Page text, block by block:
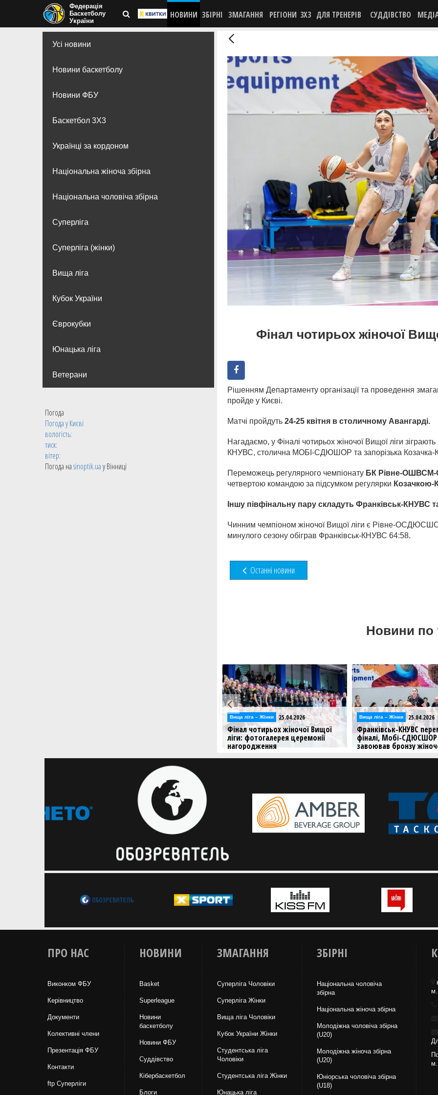
Федерація
Баскетболу
України
НОВИНИ ЗБІРНІ ЗМАГАННЯ РЕГІОНИ 3X3 ДЛЯ ТРЕНЕРІВ СУДДІВСТВО
Усі новини
Новини баскетболу
Новини ФБУ
Баскетбол 3Х3
Українці за кордоном
Національна жіноча збірна
Національна чоловіча збірна
Суперліга
Суперліга (жінки)
Вища лiга
Кубок України
Єврокубки
Юнацька ліга
Ветерани
Погода
Погода уКиєві
вологість:
тиск:
вітер:
Погода наsinoptik.uaу Вінниці
Фінал чотирьох жіночої
Рішенням Департаменту організації та проведення
пройде у Києві.
Матчі пройдуть 24-25 квітня в столичному Авангарді.
Нагадаємо, у Фіналі чотирьох жіночої Вищої ліги
КНУВС, столична МОБІ-СДЮШОР та запорізька
Переможець регулярного чемпіонату БК Рівне-
четвертою командою за підсумком регулярки
Іншу півфінальну пару складуть Франківськ-
Чинним чемпіоном жіночої Вищої ліги є Рівне-
минулого сезону обіграв Франківськ-КНУВС 64:58.
Останні новини
Новини по
Визначилася символічна пʼятірка
Вища лiга – Жiнки 25.04.2026
Фінал чотирьох жіночої Вищої
ліги: фотогалерея церемонії
нагородження
Команди завершили сезон
Вища лiга – Жiнки 25.04.2026
Франківськ-КНУВС
фіналі, Мобі-СДЮСШОР
завоював бронзу
ПРО НАС
Виконком ФБУ
Керівництво
Документи
Колективні члени
Презентація ФБУ
Контакти
ftp Суперліги
НОВИНИ
Basket
Superleague
Новини
баскетболу
Новини ФБУ
Суддівство
Кібербаскетбол
Блоги
ЗМАГАННЯ
Суперліга Чоловіки
Суперліга Жінки
Вища лiга Чоловіки
Кубок України Жінки
Студентська ліга
Чоловiки
Студентська ліга Жінки
Юнацька ліга
ЗБІРНІ
Національна чоловіча
збірна
Національна жiноча збірна
Молодіжна чоловіча збірна
(U20)
Молодіжна жіноча збірна
(U20)
Юніорська чоловіча збірна
(U18)
м.